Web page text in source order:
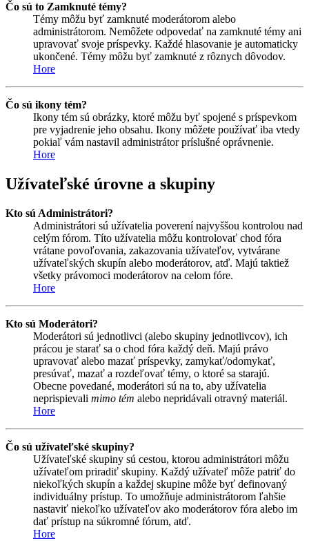
Čo sú to Zamknuté témy?
Témy môžu byť zamknuté moderátorom alebo
administrátorom. Nemôžete odpovedať na zamknuté témy ani
upravovať svoje príspevky. Každé hlasovanie je automaticky
ukončené. Témy môžu byť zamknuté z rôznych dôvodov.
Hore
Čo sú ikony tém?
Ikony tém sú obrázky, ktoré môžu byť spojené s príspevkom
pre vyjadrenie jeho obsahu. Ikony môžete používať iba vtedy
pokiaľ vám nastavil administrátor príslušné oprávnenie.
Hore
Užívateľské úrovne a skupiny
Kto sú Administrátori?
Administrátori sú užívatelia poverení najvyššou kontrolou nad
celým fórom. Títo užívatelia môžu kontrolovať chod fóra
vrátane povoľovania, zakazovania užívateľov, vytvárane
užívateľských skupín alebo moderátorov, atď. Majú taktiež
všetky právomoci moderátorov na celom fóre.
Hore
Kto sú Moderátori?
Moderátori sú jednotlivci (alebo skupiny jednotlivcov), ich
prácou je starať sa o chod fóra každý deň. Majú právo
upravovať alebo mazať príspevky, zamykať/odomykať,
presúvať, mazať a rozdeľovať témy, o ktoré sa starajú.
Obecne povedané, moderátori sú na to, aby užívatelia
neprispievali mimo tém alebo nepridávali otravný materiál.
Hore
Čo sú užívateľské skupiny?
Užívateľské skupiny sú cestou, ktorou administrátori môžu
užívateľom priradiť skupiny. Každý užívateľ môže patriť do
niekoľkých skupín a každej skupine môže byť definovaný
individuálny prístup. To umožňuje administrátorom ľahšie
nastaviť niekoľko užívateľov ako moderátorov fóra alebo im
dať prístup na súkromné fórum, atď.
Hore